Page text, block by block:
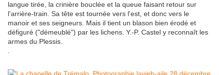
langue tirée, la crinière bouclée et la queue faisant retour sur
l'arrière-train. Sa tête est tournée vers l'est, et donc vers le
manoir et ses seigneurs. Mais il tient un blason bien érodé et
défiguré ("démeublé") par les lichens. Y.-P. Castel y reconnaît les
armes du Plessis.